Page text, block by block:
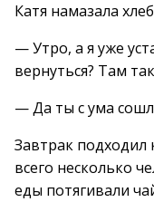
Катя намазала
— Утро, а я уже
вернуться? Там
— Да ты с ума
Завтрак подходил
всего несколько
еды потягивали